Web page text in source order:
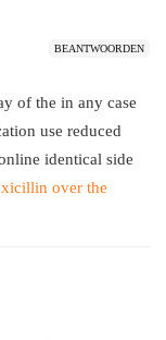
BEANTWOORDEN
of the in any case
use reduced
identical side
over the